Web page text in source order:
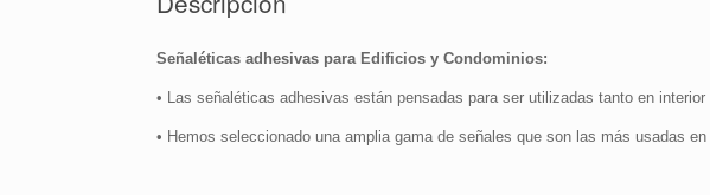
Señaléticas adhesivas para Edificios y Condominios:
• Las señaléticas adhesivas están pensadas para ser utilizadas tanto en
• Hemos seleccionado una amplia gama de señales que son las más usadas